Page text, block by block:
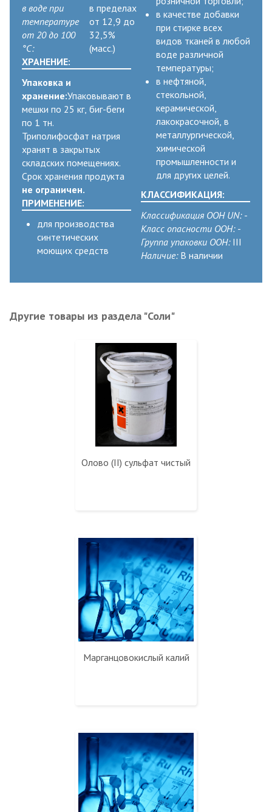
в воде при
температуре
от 20 до 100
°С:
в пределах
от 12,9 до
32,5%
(масс.)
ХРАНЕНИЕ:
Упаковка и
хранение:Упаковывают в
мешки по 25 кг, биг-беги
по 1 тн.
Триполифосфат натрия
хранят в закрытых
складских помещениях.
Срок хранения продукта
не ограничен.
ПРИМЕНЕНИЕ:
для производства
синтетических
моющих средств
в качестве добавки
при стирке всех
видов тканей в любой
воде различной
температуры;
в нефтяной,
стекольной,
керамической,
лакокрасочной, в
металлургической,
химической
промышленности и
для других целей.
КЛАССИФИКАЦИЯ:
Классификация ООН UN:-
Класс опасности ООН:-
Группа упаковки ООН:III
Наличие:В наличии
Другие товары из раздела "Соли"
Олово (II) сульфат чистый
Марганцовокислый калий